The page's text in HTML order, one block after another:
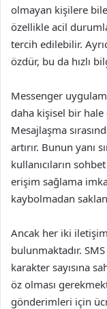
olmayan kişilere
özellikle acil
tercih edilebilir.
özdür, bu da hızlı
Messenger
daha kişisel bir hale
Mesajlaşma
artırır. Bunun yanı
kullanıcıların
erişim sağlama
kaybolmadan
Ancak her iki
bulunmaktadır.
karakter sayısına
öz olması
gönderimleri için